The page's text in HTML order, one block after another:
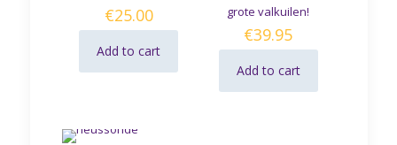
€25.00
Add to cart
grote valkuilen!
€39.95
Add to cart